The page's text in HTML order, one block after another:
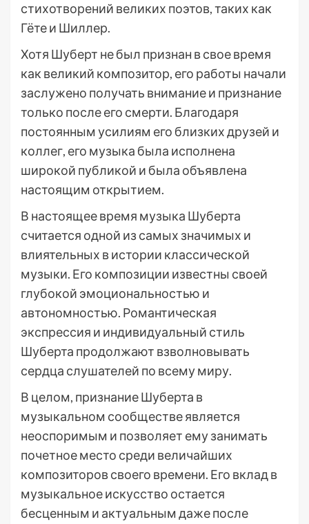
стихотворений великих поэтов, таких как
Гёте и Шиллер.
Хотя Шуберт не был признан в свое время
как великий композитор, его работы начали
заслужено получать внимание и признание
только после его смерти. Благодаря
постоянным усилиям его близких друзей и
коллег, его музыка была исполнена
широкой публикой и была объявлена
настоящим открытием.
В настоящее время музыка Шуберта
считается одной из самых значимых и
влиятельных в истории классической
музыки. Его композиции известны своей
глубокой эмоциональностью и
автономностью. Романтическая
экспрессия и индивидуальный стиль
Шуберта продолжают взволновывать
сердца слушателей по всему миру.
В целом, признание Шуберта в
музыкальном сообществе является
неоспоримым и позволяет ему занимать
почетное место среди величайших
композиторов своего времени. Его вклад в
музыкальное искусство остается
бесценным и актуальным даже после